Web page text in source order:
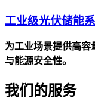
工业级光伏储能
为工业场景提供高容
与能源安全性。
我们的服务